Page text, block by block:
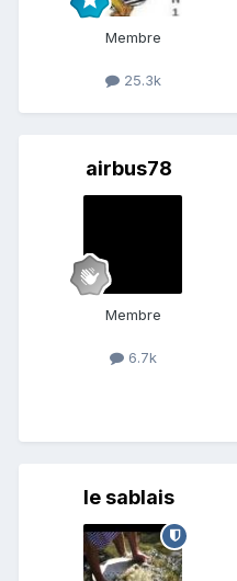
Membre
25.3k
airbus78
Membre
6.7k
le sablais